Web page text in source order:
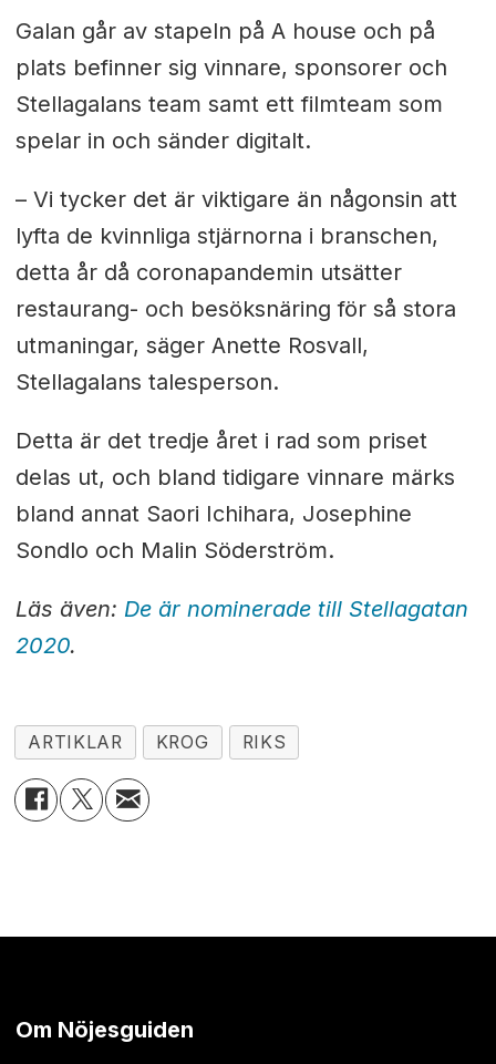
Galan går av stapeln på A house och på
plats befinner sig vinnare, sponsorer och
Stellagalans team samt ett filmteam som
spelar in och sänder digitalt.
– Vi tycker det är viktigare än någonsin att
lyfta de kvinnliga stjärnorna i branschen,
detta år då coronapandemin utsätter
restaurang- och besöksnäring för så stora
utmaningar, säger Anette Rosvall,
Stellagalans talesperson.
Detta är det tredje året i rad som priset
delas ut, och bland tidigare vinnare märks
bland annat Saori Ichihara, Josephine
Sondlo och Malin Söderström.
Läs även: De är nominerade till Stellagatan
2020.
ARTIKLAR KROG RIKS
Om Nöjesguiden